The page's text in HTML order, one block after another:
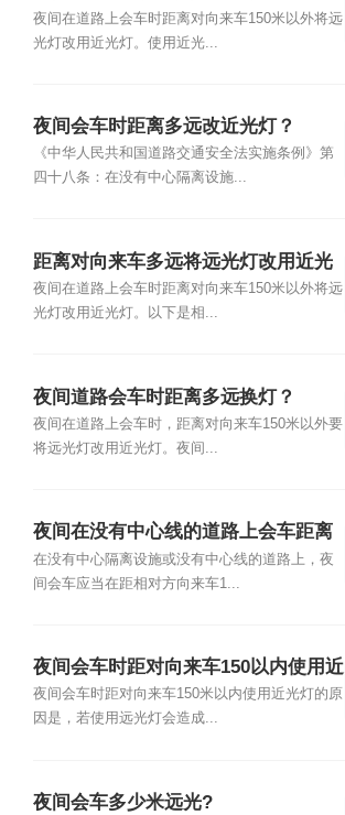
远使用近光灯？
夜间在道路上会车时距离对向来车150米以外将远
光灯改用近光灯。使用近光...
夜间会车时距离多远改近光灯？
《中华人民共和国道路交通安全法实施条例》第
四十八条：在没有中心隔离设施...
距离对向来车多远将远光灯改用近光
灯？
夜间在道路上会车时距离对向来车150米以外将远
光灯改用近光灯。以下是相...
夜间道路会车时距离多远换灯？
夜间在道路上会车时，距离对向来车150米以外要
将远光灯改用近光灯。夜间...
夜间在没有中心线的道路上会车距离
对向车辆多少米改用近光灯？
在没有中心隔离设施或没有中心线的道路上，夜
间会车应当在距相对方向来车1...
夜间会车时距对向来车150以内使用近
光灯的原因？
夜间会车时距对向来车150米以内使用近光灯的原
因是，若使用远光灯会造成...
夜间会车多少米远光?